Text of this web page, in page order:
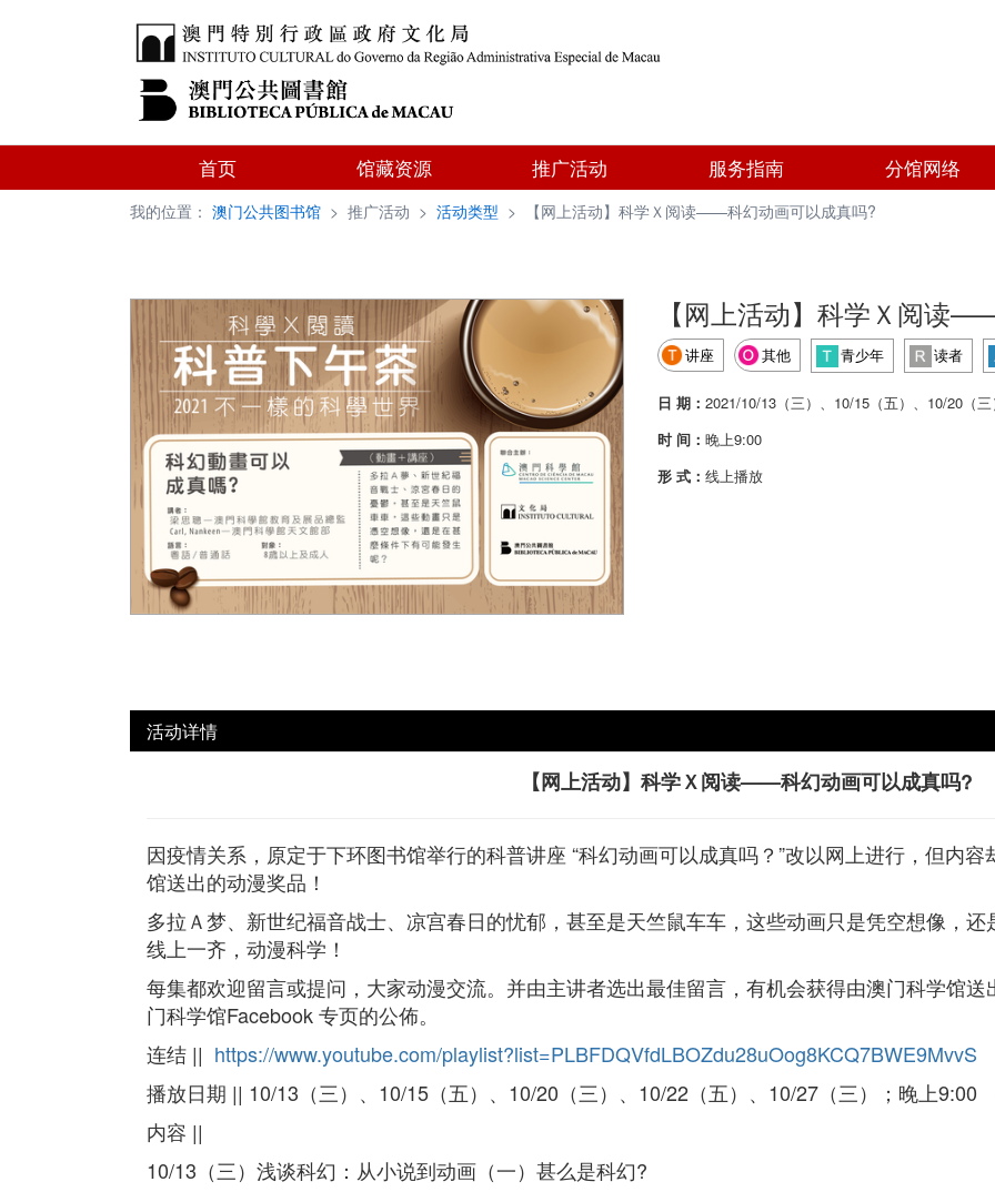
首页 馆藏资源 推广活动 服务指南 分馆网络
我的位置： 澳门公共图书馆 > 推广活动 > 活动类型 > 【网上活动】科学Ｘ阅读——科幻动画可以成真吗?
【网上活动】科学Ｘ阅读
讲座 其他 青少年 读者
日 期： 2021/10/13（三）、10/15（五）、10/20（
时 间： 晚上9:00
形 式： 线上播放
活动详情
【网上活动】科学Ｘ阅读——科幻动画可以成真吗?
因疫情关系，原定于下环图书馆举行的科普讲座 “科幻动画可以成真吗？”改以网上进行，但内
馆送出的动漫奖品！
多拉Ａ梦、新世纪福音战士、凉宫春日的忧郁，甚至是天竺鼠车车，这些动画只是凭空想像，
线上一齐，动漫科学！
每集都欢迎留言或提问，大家动漫交流。并由主讲者选出最佳留言，有机会获得由澳门科学馆
门科学馆Facebook 专页的公佈。
连结 || https://www.youtube.com/playlist?list=PLBFDQVfdLBOZdu28uOog8KCQ7BWE9MvvS
播放日期 || 10/13（三）、10/15（五）、10/20（三）、10/22（五）、10/27（三）；晚上9:00
内容 ||
10/13（三）浅谈科幻：从小说到动画（一）甚么是科幻?